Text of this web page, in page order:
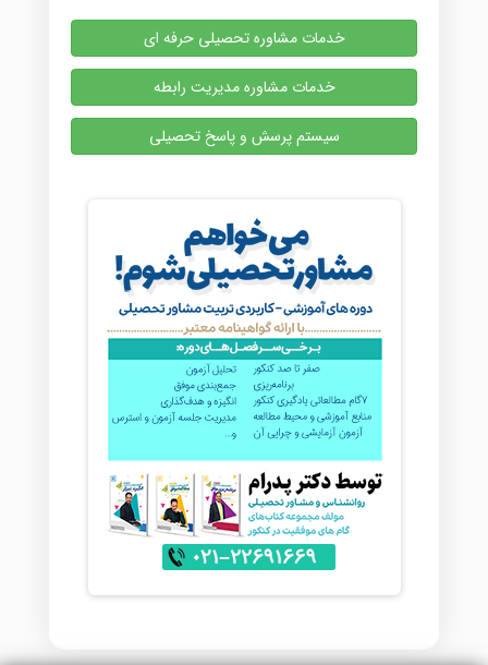
خدمات مشاوره تحصیلی حرفه ای
خدمات مشاوره مدیریت رابطه
سیستم پرسش و پاسخ تحصیلی